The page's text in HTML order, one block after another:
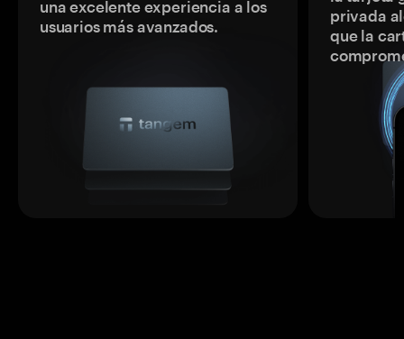
una excelente experiencia a los
usuarios más avanzados.
privada
que la